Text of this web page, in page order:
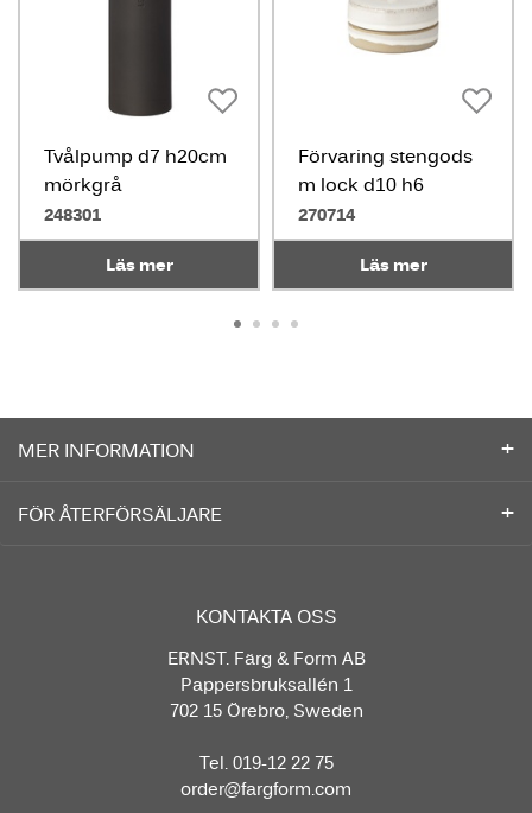
Tvålpump d7 h20cm
mörkgrå
248301
Läs mer
Förvaring stengods
m lock d10 h6
270714
Läs mer
MER INFORMATION
FÖR ÅTERFÖRSÄLJARE
KONTAKTA OSS
ERNST. Färg & Form AB
Pappersbruksallén 1
702 15 Örebro, Sweden
Tel. 019-12 22 75
order@fargform.com